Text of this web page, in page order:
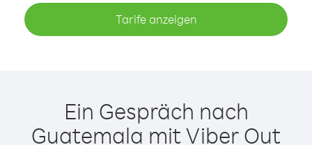
Tarife anzeigen
Ein Gespräch nach
Guatemala mit Viber Out